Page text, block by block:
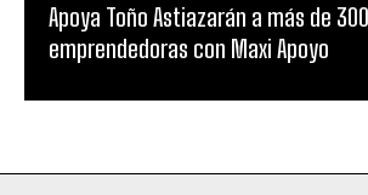
Apoya Toño Astiazarán a más de
emprendedoras con Maxi Apoyo